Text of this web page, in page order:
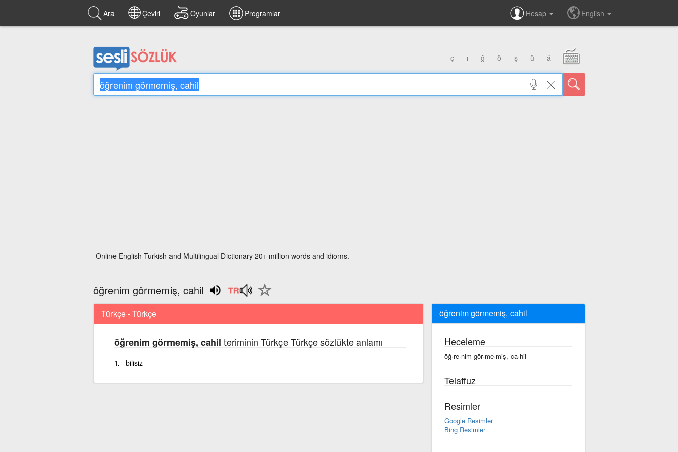
Ara Çeviri Oyunlar Programlar Hesap English
ç ı ğ ö ş ü â
Online English Turkish and Multilingual Dictionary 20+ million words and idioms.
öğrenim görmemiş, cahil
Türkçe - Türkçe
öğrenim görmemiş, cahil teriminin Türkçe Türkçe sözlükte anlamı
bilisiz
öğrenim görmemiş, cahil
Heceleme
öğ·re·nim gör·me·miş, ca·hil
Telaffuz
Resimler
Google Resimler
Bing Resimler